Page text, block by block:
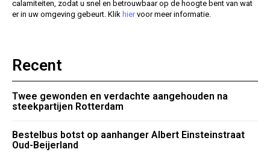
calamiteiten, zodat u snel en betrouwbaar op de hoogte bent van wat
er in uw omgeving gebeurt. Klik hiervoor meer informatie.
Recent
Twee gewonden en verdachte aangehouden na
steekpartijen Rotterdam
Bestelbus botst op aanhanger Albert Einsteinstraat
Oud-Beijerland